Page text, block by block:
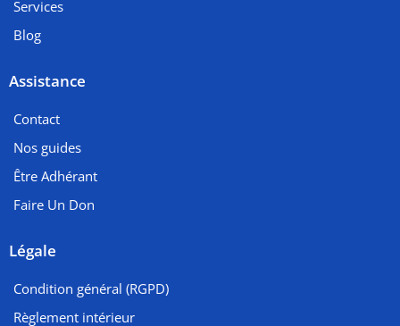
Services
Blog
Assistance
Contact
Nos guides
Être Adhérant
Faire Un Don
Légale
Condition général (RGPD)
Règlement intérieur